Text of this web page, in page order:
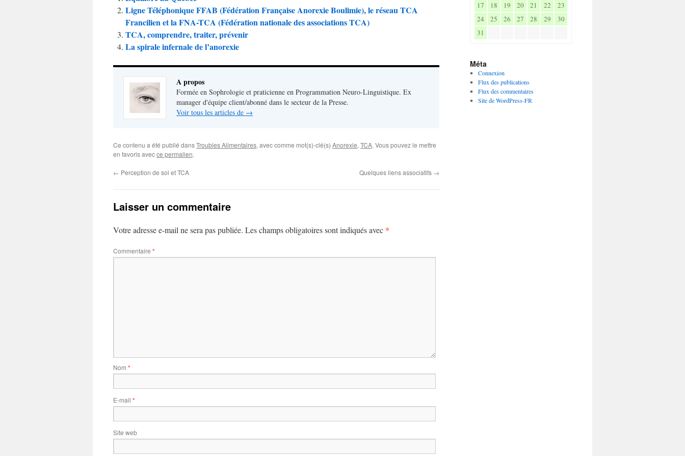
Ligne Téléphonique FFAB (Fédération Française Anorexie Boulimie), le réseau TCA
Francilien et la FNA-TCA (Fédération nationale des associations TCA)
TCA, comprendre, traiter, prévenir
La spirale infernale de l’anorexie
A propos
Formée en Sophrologie et praticienne en Programmation Neuro-Linguistique. Ex
manager d'équipe client/abonné dans le secteur de la Presse.
Voir tous les articles de →
Ce contenu a été publié dansTroubles Alimentaires, avec comme mot(s)-clé(s) Anorexie, TCA. Vous pouvez le mettre
en favoris avecce permalien.
← Perception de soi et TCA Quelques liens associatifs →
Laisser un commentaire
Votre adresse e-mail ne sera pas publiée. Les champs obligatoires sont indiqués avec *
Commentaire *
Nom *
E-mail *
Site web
17
18 19 20 21 22
23
24
25 26 27 28 29
30
31
Méta
Connexion
Flux des publications
Flux des commentaires
Site de WordPress-FR